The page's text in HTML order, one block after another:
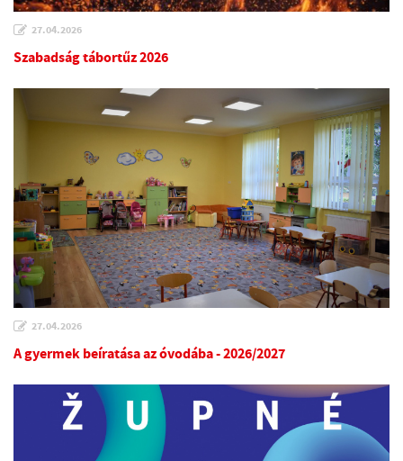
27.04.2026
Szabadság tábortűz 2026
27.04.2026
A gyermek beíratása az óvodába - 2026/2027